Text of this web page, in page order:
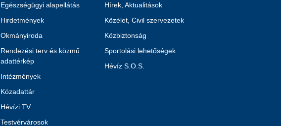
Egészségügyi alapellátás
Hirdetmények
Okmányiroda
Rendezési terv és közmű
adattérkép
Intézmények
Közadattár
Hévízi TV
Testvérvárosok
Hírek, Aktualitások
Közélet, Civil szervezetek
Közbiztonság
Sportolási lehetőségek
Hévíz S.O.S.